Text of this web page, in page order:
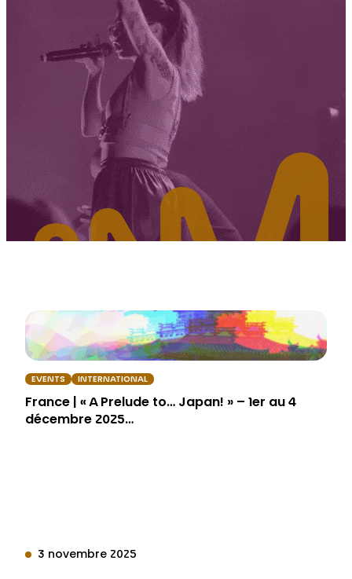
EVENTS INTERNATIONAL
France | « A Prelude to… Japan! » – 1er au 4
décembre 2025…
3 novembre 2025